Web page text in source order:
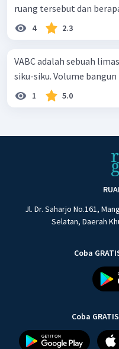
ruang tersebut dan
4 2.3
VABC adalah sebuah
1 5.0
Jl. Dr. Saharjo No.161,
Selatan, Daerah
Coba
Coba